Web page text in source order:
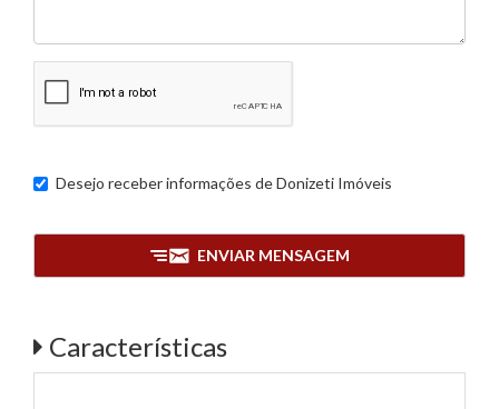
Desejo receber informações deDonizeti Imóveis
ENVIAR MENSAGEM
Características